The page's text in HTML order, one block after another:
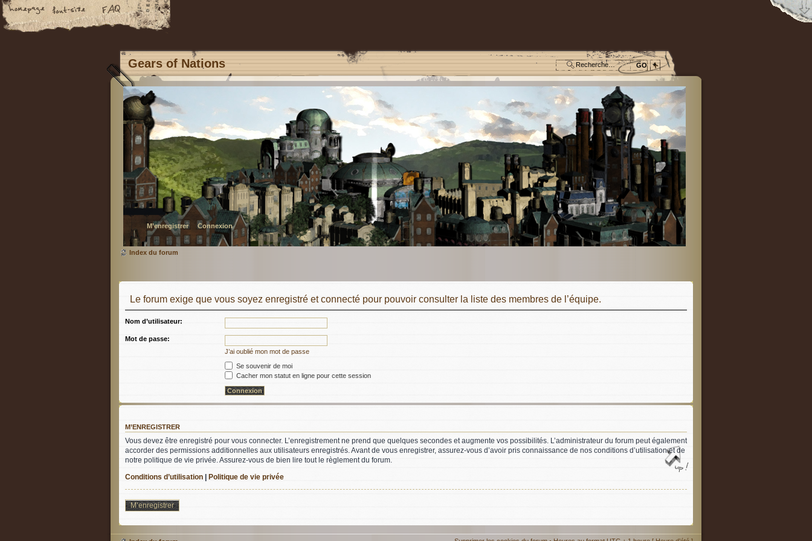
Gears of Nations
M’enregistrer Connexion
Index du forum
Le forum exige que vous soyez enregistré et connecté pour pouvoir consulter la liste des membres de l’équipe.
Nom d’utilisateur:
Mot de passe:
J’ai oublié mon mot de passe
Se souvenir de moi
Cacher mon statut en ligne pour cette session
M’ENREGISTRER
Vous devez être enregistré pour vous connecter. L’enregistrement ne prend que quelques secondes et augmente vos possibilités. L’administrateur du forum peut également
accorder des permissions additionnelles aux utilisateurs enregistrés. Avant de vous enregistrer, assurez-vous d’avoir pris connaissance de nos conditions d’utilisation et de
notre politique de vie privée. Assurez-vous de bien lire tout le règlement du forum.
Conditions d’utilisation | Politique de vie privée
M’enregistrer